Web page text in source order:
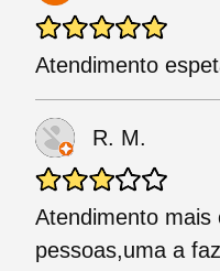
Atendimento
R. M.
Atendimento mais
pessoas,uma a